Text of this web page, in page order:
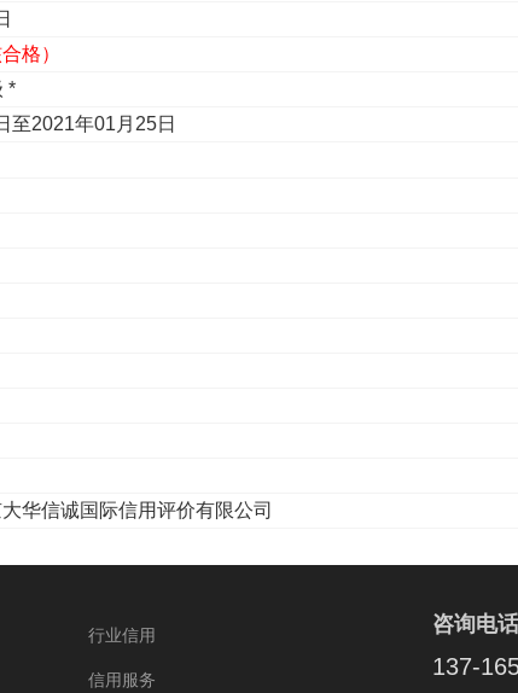
格）
*
至2021年01月25日
华信诚国际信用评价有限公司
行业信用
信用服务
咨询电话
137-